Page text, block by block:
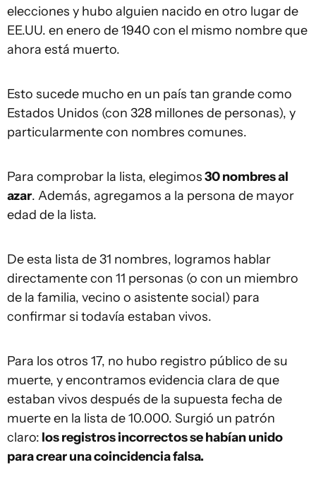
elecciones y hubo alguien nacido en otro lugar de
EE.UU. en enero de 1940 con el mismo nombre que
ahora está muerto.
Esto sucede mucho en un país tan grande como
Estados Unidos (con 328 millones de personas), y
particularmente con nombres comunes.
Para comprobar la lista, elegimos30 nombres al
azar. Además, agregamos a la persona de mayor
edad de la lista.
De esta lista de 31 nombres, logramos hablar
directamente con 11 personas (o con un miembro
de la familia, vecino o asistente social) para
confirmar si todavía estaban vivos.
Para los otros 17, no hubo registro público de su
muerte, y encontramos evidencia clara de que
estaban vivos después de la supuesta fecha de
muerte en la lista de 10.000. Surgió un patrón
claro: los registros incorrectos se habían unido
para crear una coincidencia falsa.